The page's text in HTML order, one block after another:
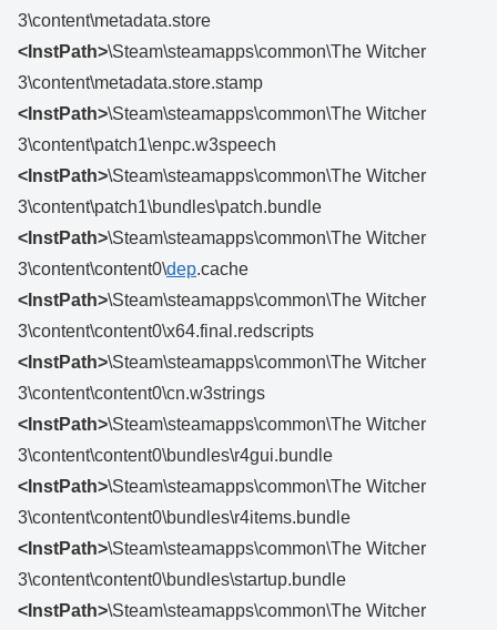
3\content\metadata.store
<InstPath>\Steam\steamapps\common\The Witcher
3\content\metadata.store.stamp
<InstPath>\Steam\steamapps\common\The Witcher
3\content\patch1\enpc.w3speech
<InstPath>\Steam\steamapps\common\The Witcher
3\content\patch1\bundles\patch.bundle
<InstPath>\Steam\steamapps\common\The Witcher
3\content\content0\dep.cache
<InstPath>\Steam\steamapps\common\The Witcher
3\content\content0\x64.final.redscripts
<InstPath>\Steam\steamapps\common\The Witcher
3\content\content0\cn.w3strings
<InstPath>\Steam\steamapps\common\The Witcher
3\content\content0\bundles\r4gui.bundle
<InstPath>\Steam\steamapps\common\The Witcher
3\content\content0\bundles\r4items.bundle
<InstPath>\Steam\steamapps\common\The Witcher
3\content\content0\bundles\startup.bundle
<InstPath>\Steam\steamapps\common\The Witcher